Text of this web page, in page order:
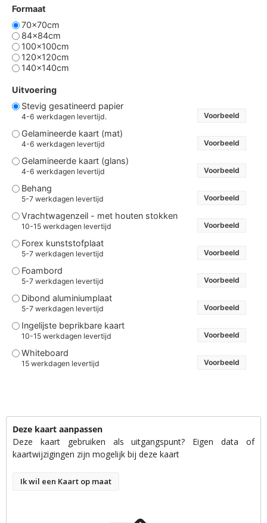
Formaat
70x70cm
84x84cm
100x100cm
120x120cm
140x140cm
Uitvoering
Stevig gesatineerd papier
4-6 werkdagen levertijd. Voorbeeld
Gelamineerde kaart (mat)
4-6 werkdagen levertijd Voorbeeld
Gelamineerde kaart (glans)
4-6 werkdagen levertijd Voorbeeld
Behang
5-7 werkdagen levertijd Voorbeeld
Vrachtwagenzeil - met houten stokken
10-15 werkdagen levertijd Voorbeeld
Forex kunststofplaat
5-7 werkdagen levertijd Voorbeeld
Foambord
5-7 werkdagen levertijd Voorbeeld
Dibond aluminiumplaat
5-7 werkdagen levertijd Voorbeeld
Ingelijste beprikbare kaart
10-15 werkdagen levertijd Voorbeeld
Whiteboard
15 werkdagen levertijd Voorbeeld
Deze kaart aanpassen
Deze kaart gebruiken als uitgangspunt? Eigen data of
kaartwijzigingen zijn mogelijk bij deze kaart
Ik wil een Kaart op maat